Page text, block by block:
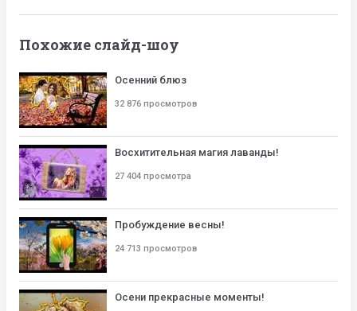
Похожие слайд-шоу
Осенний блюз
32 876 просмотров
Восхитительная магия лаванды!
27 404 просмотра
Пробуждение весны!
24 713 просмотров
Осени прекрасные моменты!